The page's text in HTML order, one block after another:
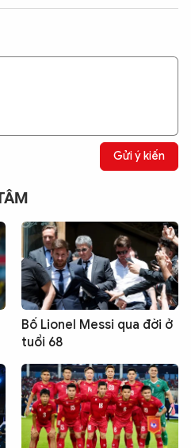
Gửi ý kiến
Bố Lionel Messi qua đời ở
tuổi 68